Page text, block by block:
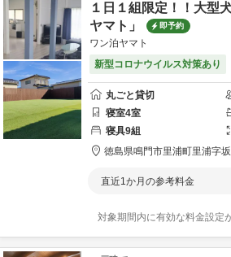
１日１組限定！！大型
ヤマト」
即予約
ワン泊ヤマト
新型コロナウイルス対策あり
丸ごと貸切
寝室4室
寝具9組
徳島県鳴門市里浦町里浦字
直近1か月の参考料金
対象期間内に有効な料金設定